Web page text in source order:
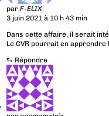
parF-ELIX
3 juin 2021 à 10 h 43 min
Dans cette affaire, il serait
Le CVR pourrait en
⮑ Répondre